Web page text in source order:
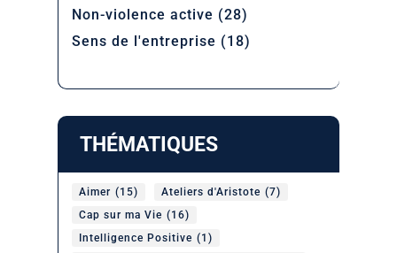
Non-violence active (28)
Sens de l'entreprise (18)
THÉMATIQUES
Aimer (15) Ateliers d'Aristote (7)
Cap sur ma Vie (16)
Intelligence Positive (1)